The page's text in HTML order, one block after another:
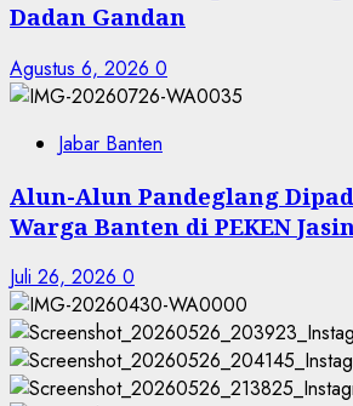
Dadan Gandan
Agustus 6, 2026 0
Jabar Banten
Alun-Alun Pandeglang
Warga Banten di PEKEN
Juli 26, 2026 0